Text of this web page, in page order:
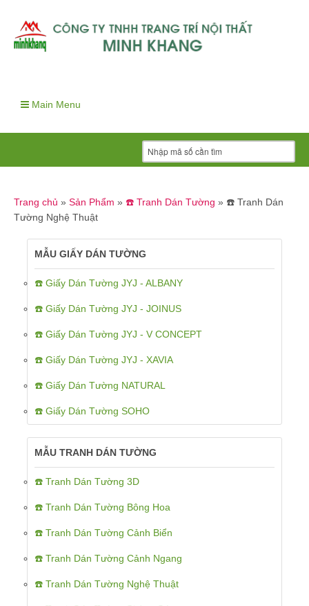
Main Menu
Trang chủ » Sản Phẩm » ☎️ Tranh Dán Tường » ☎️ Tranh Dán
Tường Nghệ Thuật
MẪU GIẤY DÁN TƯỜNG
☎️ Giấy Dán Tường JYJ - ALBANY
☎️ Giấy Dán Tường JYJ - JOINUS
☎️ Giấy Dán Tường JYJ - V CONCEPT
☎️ Giấy Dán Tường JYJ - XAVIA
☎️ Giấy Dán Tường NATURAL
☎️ Giấy Dán Tường SOHO
MẪU TRANH DÁN TƯỜNG
☎️ Tranh Dán Tường 3D
☎️ Tranh Dán Tường Bông Hoa
☎️ Tranh Dán Tường Cảnh Biển
☎️ Tranh Dán Tường Cảnh Ngang
☎️ Tranh Dán Tường Nghệ Thuật